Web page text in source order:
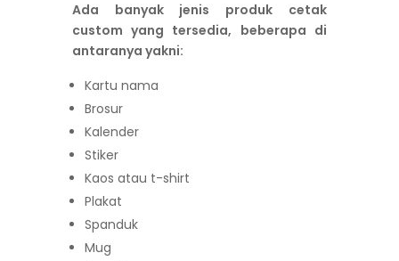
Ada banyak jenis produk cetak
custom yang tersedia, beberapa di
antaranya yakni:
Kartu nama
Brosur
Kalender
Stiker
Kaos atau t-shirt
Plakat
Spanduk
Mug